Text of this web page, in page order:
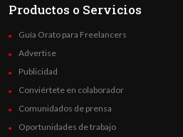
Productos o Servicios
Guía Orato para Freelancers
Advertise
Publicidad
Conviértete en colaborador
Comunidados de prensa
Oportunidades de trabajo